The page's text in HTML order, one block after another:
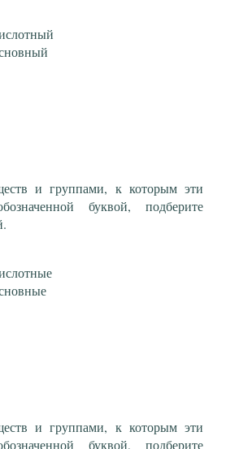
и группами, к которым эти
буквой, подберите
и группами, к которым эти
буквой, подберите